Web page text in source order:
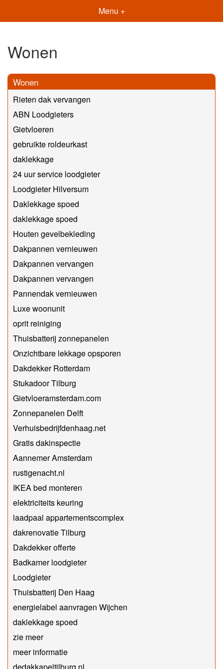
Menu +
Wonen
Wonen
Rieten dak vervangen
ABN Loodgieters
Gietvloeren
gebruikte roldeurkast
daklekkage
24 uur service loodgieter
Loodgieter Hilversum
Daklekkage spoed
daklekkage spoed
Houten gevelbekleding
Dakpannen vernieuwen
Dakpannen vervangen
Dakpannen vervangen
Pannendak vernieuwen
Luxe woonunit
oprit reiniging
Thuisbatterij zonnepanelen
Onzichtbare lekkage opsporen
Dakdekker Rotterdam
Stukadoor Tilburg
Gietvloeramsterdam.com
Zonnepanelen Delft
Verhuisbedrijfdenhaag.net
Gratis dakinspectie
Aannemer Amsterdam
rustigenacht.nl
IKEA bed monteren
elektriciteits keuring
laadpaal appartementscomplex
dakrenovatie Tilburg
Dakdekker offerte
Badkamer loodgieter
Loodgieter
Thuisbatterij Den Haag
energielabel aanvragen Wijchen
daklekkage spoed
zie meer
meer informatie
dedakkapeltilburg.nl